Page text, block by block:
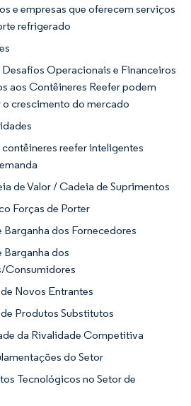
e empresas que oferecem serviços
refrigerado
Desafios Operacionais e Financeiros
aos Contêineres Reefer podem
crescimento do mercado
contêineres reefer inteligentes
de Valor / Cadeia de Suprimentos
Forças de Porter
Barganha dos Fornecedores
Barganha dos
Consumidores
Novos Entrantes
Produtos Substitutos
da Rivalidade Competitiva
do Setor
Tecnológicos no Setor de